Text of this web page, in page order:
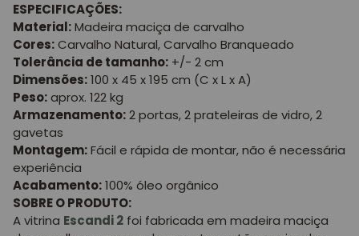
ESPECIFICAÇÕES:
Material:Madeira maciça de carvalho
Cores:Carvalho Natural, Carvalho Branqueado
Tolerância de tamanho: +/- 2 cm
Dimensões:100 x 45 x 195 cm (C x L x A)
Peso:aprox. 122 kg
Armazenamento:2 portas, 2 prateleiras de vidro, 2
gavetas
Montagem:Fácil e rápida de montar, não é necessária
experiência
Acabamento:100% óleo orgânico
SOBRE O PRODUTO:
A vitrina Escandi 2 foi fabricada em madeira maciça